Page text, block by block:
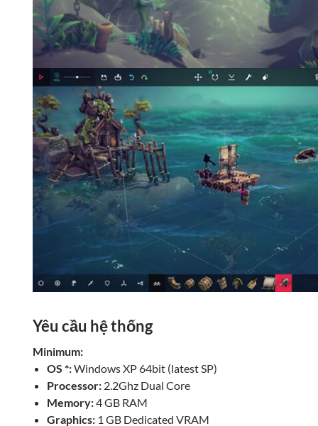
Yêu cầu hệ thống
Minimum:
OS *:Windows XP 64bit (latest SP)
Processor: 2.2Ghz Dual Core
Memory:4 GB RAM
Graphics: 1 GB Dedicated VRAM